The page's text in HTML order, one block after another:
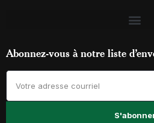
Abonnez-vous à notre liste